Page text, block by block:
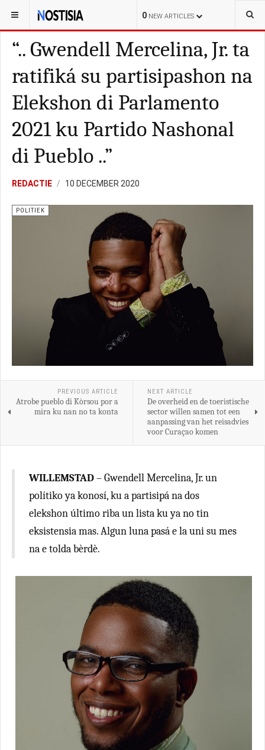
0 NEW ARTICLES
YOU ARE HERE: CURAÇAO KORTE-POLISIAL
“.. Gwendell Mercelina, Jr. ta
ratifiká su partisipashon na
Elekshon di Parlamento
2021 ku Partido Nashonal
di Pueblo ..”
REDACTIE 10 DECEMBER 2020
POLITIEK
PREVIOUS ARTICLE
Atrobe pueblo di Kòrsou por a
mira ku nan no ta konta
NEXT ARTICLE
De overheid en de toeristische
sector willen samen tot een
aanpassing van het reisadvies
voor Curaçao komen
WILLEMSTAD– Gwendell Mercelina, Jr. un
polítiko ya konosí, ku a partisipá na dos
elekshon último riba un lista ku ya no tin
eksistensia mas. Algun luna pasá e la uni su mes
na e tolda bèrdè.